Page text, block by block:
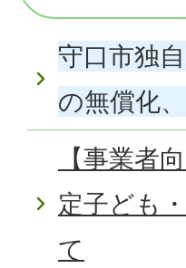
守口市独
の無償化
【事業者
定子ども
て